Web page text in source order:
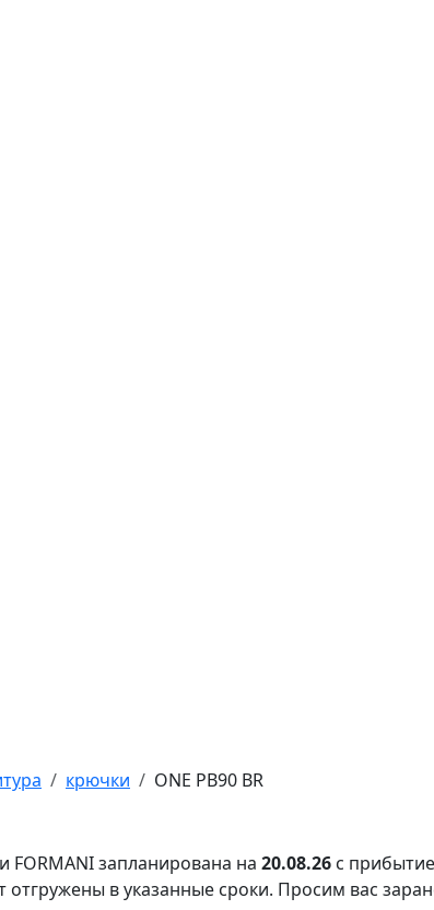
крючки ONE PB90 BR
FORMANI запланирована на 20.08.26 с
отгружены в указанные сроки. Просим вас